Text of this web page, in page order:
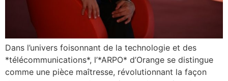
Dans l’univers foisonnant de la technologie et des
*télécommunications*, l’*ARPO* d’Orange se distingue
comme une pièce maîtresse, révolutionnant la façon